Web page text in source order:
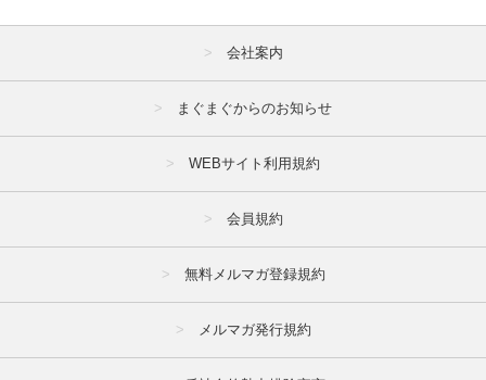
会社案内
まぐまぐからのお知らせ
WEBサイト利用規約
会員規約
無料メルマガ登録規約
メルマガ発行規約